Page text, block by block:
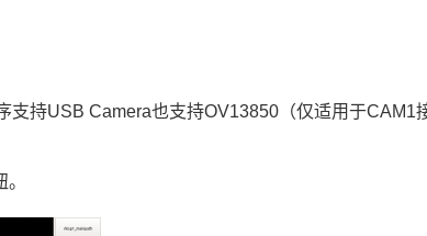
持USB Camera也支持OV13850（仅适用于CAM1